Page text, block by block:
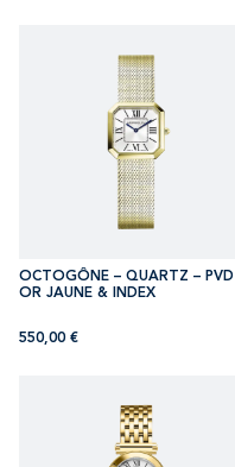
OCTOGÔNE – QUARTZ – PVD
OR JAUNE & INDEX
550,00 €